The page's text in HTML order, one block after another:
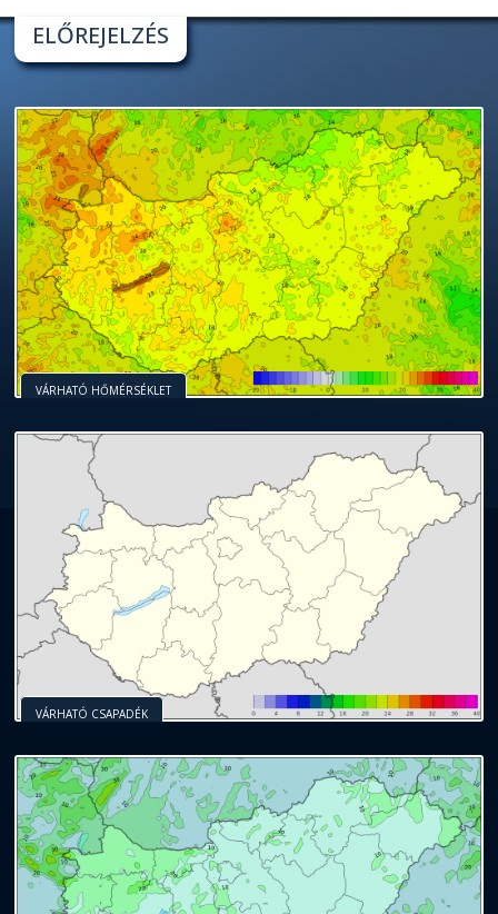
ELŐREJELZÉS
VÁRHATÓ HŐMÉRSÉKLET
VÁRHATÓ CSAPADÉK